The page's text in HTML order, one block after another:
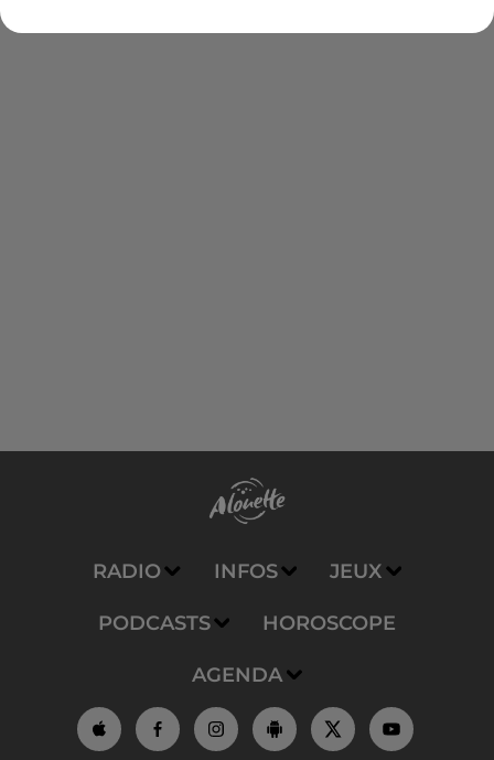
RADIO INFOS JEUX
PODCASTS HOROSCOPE
AGENDA